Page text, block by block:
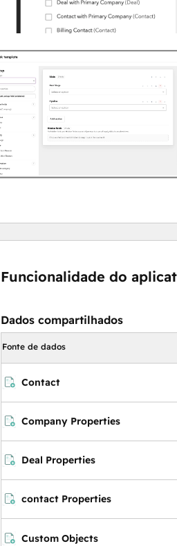
Funcionalidade do
Dados compartilhados
Fonte de dados
Contact
Company Properties
Deal Properties
contact Properties
Custom Objects